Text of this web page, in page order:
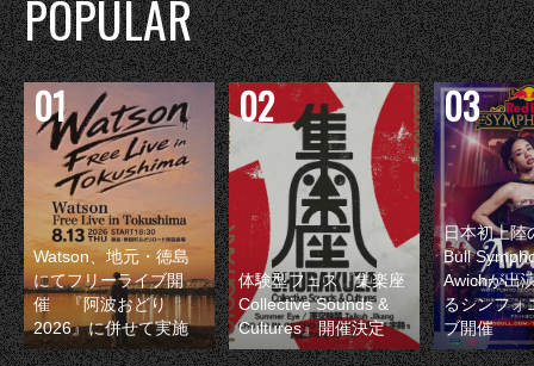
POPULAR
Watson、地元・徳島
にてフリーライブ開
催 『阿波おどり
2026』に併せて実施
体験型フェス『集楽座
Collective Sounds &
Cultures』開催決定
日本初上陸
Bull
Awichが出
るシンフォ
ブ開催